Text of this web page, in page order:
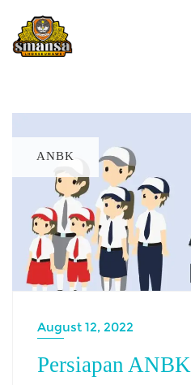
ANBK
August 12, 2022
Persiapan